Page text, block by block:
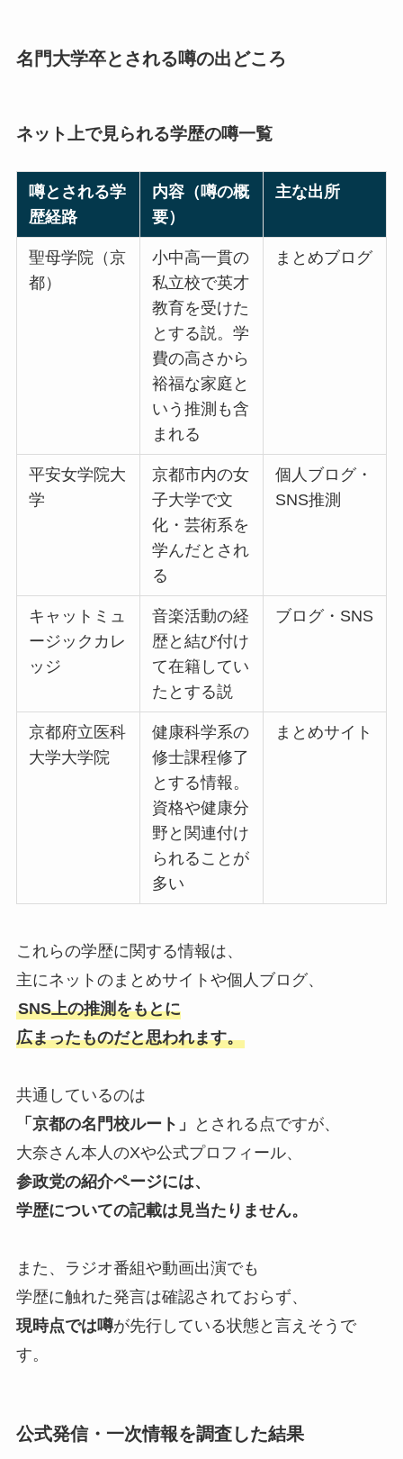
名門大学卒とされる噂の出どころ
ネット上で見られる学歴の噂一覧
噂とされる学
歴経路
内容（噂の概
要）
主な出所
聖母学院（京
都）
小中高一貫の
私立校で英才
教育を受けた
とする説。学
費の高さから
裕福な家庭と
いう推測も含
まれる
まとめブログ
平安女学院大
学
京都市内の女
子大学で文
化・芸術系を
学んだとされ
る
個人ブログ・
SNS推測
キャットミュ
ージックカレ
ッジ
音楽活動の経
歴と結び付け
て在籍してい
たとする説
ブログ・SNS
京都府立医科
大学大学院
健康科学系の
修士課程修了
とする情報。
資格や健康分
野と関連付け
られることが
多い
まとめサイト
これらの学歴に関する情報は、
主にネットのまとめサイトや個人ブログ、
SNS上の推測をもとに
広まったものだと思われます。
共通しているのは
「京都の名門校ルート」
とされる点ですが、
大奈さん本人のXや公式プロフィール、
参政党の紹介ページには、
学歴についての記載は見当たりません。
また、ラジオ番組や動画出演でも
学歴に触れた発言は確認されておらず、
現時点では噂が先行している状態と言えそうで
す。
公式発信・一次情報を調査した結果